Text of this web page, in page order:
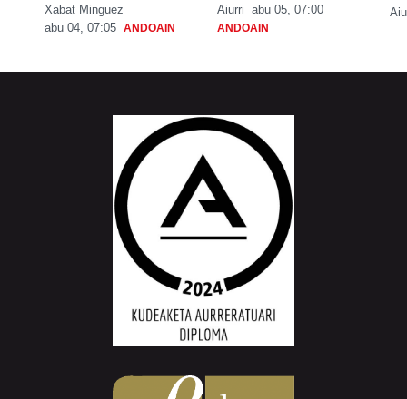
Xabat Minguez
abu 04, 07:05 ANDOAIN
Aiurri abu 05, 07:00
ANDOAIN